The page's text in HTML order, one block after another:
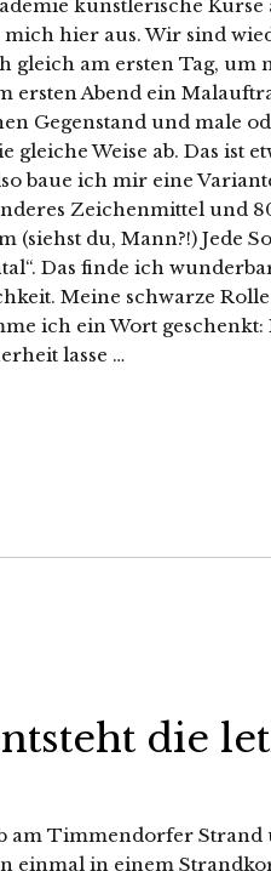
künstlerische Kurse
mich hier aus. Wir sind
gleich am ersten Tag,
ersten Abend ein
Gegenstand und male
gleiche Weise ab. Das ist
baue ich mir eine
Zeichenmittel und
(siehst du, Mann?!) Jede
Das finde ich
Meine schwarze
ich ein Wort
lasse …
die
am Timmendorfer
einmal in einem